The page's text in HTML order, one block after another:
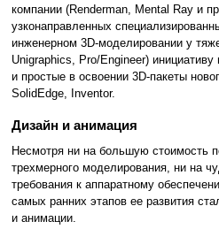
компании (Renderman, Mental Ray и
узконаправленных
инженерном 3D-моделировании у
Unigraphics, Pro/Engineer)
и простые в освоении 3D-пакеты
SolidEdge, Inventor.
Дизайн и анимация
Несмотря ни на большую стоимость
трехмерного моделирования, ни на
требования к аппаратному
самых ранних этапов ее развития
и анимации.